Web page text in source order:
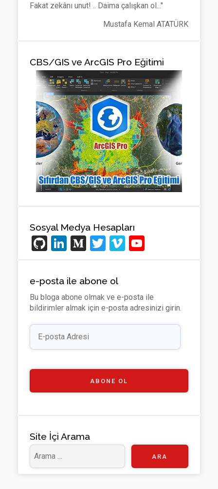
Fakat zekânı unut! .. Daima çalışkan ol..."
Mustafa Kemal ATATÜRK
CBS/GIS ve ArcGIS Pro Eğitimi
Sosyal Medya Hesapları
Gi
t
H
u
b
Li
n
ke
dI
n
M
e
di
u
m
T
wi
tt
er
Vi
m o
T
u
b
C
h
n
n
e-posta ile abone ol
Bu bloga abone olmak ve e-posta ile
bildirimler almak için e-posta adresinizi girin.
E-
posta
ABONE OL
Site İçi Arama